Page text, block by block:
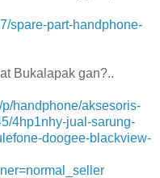
spare-part-handphone-
Bukalapak gan?..
handphone/aksesoris-
4hp1nhy-jual-sarung-
doogee-blackview-